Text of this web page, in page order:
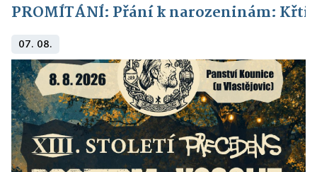
PROMÍTÁNÍ: Přání k narozeninám:
07. 08.